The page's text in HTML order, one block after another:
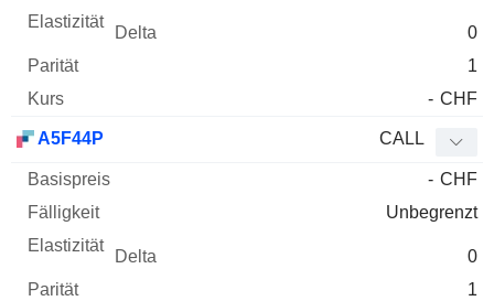
0
1
- CHF
A5F44P CALL
- CHF
Unbegrenzt
0
1